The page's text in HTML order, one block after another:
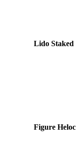
Lido Staked
Figure Heloc